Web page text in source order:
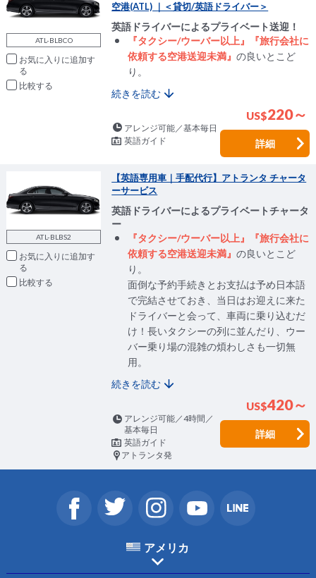
ATL-BLBCO
お気に入りに追加
比較
空港(ATL) ｜＜貸切/英語ドライバー＞
英語ドライバーによるプライベート送迎！
『タクシー/ウーバー以上』『旅行会社に
依頼する空港送迎未満』の良いとこど
り。
続きを読む
US$220～
アレンジ可能／基本毎日
英語ガイド
詳細
ATL-BLBS2
お気に入りに追加
比較
【英語専用車｜手配代行】アトランタ チャータ
ーサービス
英語ドライバーによるプライベートチャータ
ー
『タクシー/ウーバー以上』『旅行会社に
依頼する空港送迎未満』の良いとこど
り。
面倒な予約手続きとお支払は予め日本語
で完結させておき、当日はお迎えに来た
ドライバーと会って、車両に乗り込むだ
け！長いタクシーの列に並んだり、ウー
バー乗り場の混雑の煩わしさも一切無
用。
続きを読む
US$420～
アレンジ可能／4時間／
基本毎日
英語ガイド
アトランタ発
詳細
アメリカ